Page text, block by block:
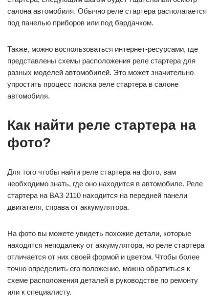
салона автомобиля. Обычно реле стартера располагается
под панелью приборов или под бардачком.
Также, можно воспользоваться интернет-ресурсами, где
представлены схемы расположения реле стартера для
разных моделей автомобилей. Это может значительно
упростить процесс поиска реле стартера в салоне
автомобиля.
Как найти реле стартера на
фото?
Для того чтобы найти реле стартера на фото, вам
необходимо знать, где оно находится в автомобиле. Реле
стартера на ВАЗ 2110 находится на передней панели
двигателя, справа от аккумулятора.
На фото вы можете увидеть похожие детали, которые
находятся неподалеку от аккумулятора, но реле стартера
отличается от них своей формой и цветом. Чтобы более
точно определить его положение, можно обратиться к
схеме расположения деталей в руководстве по ремонту
или к специалисту.